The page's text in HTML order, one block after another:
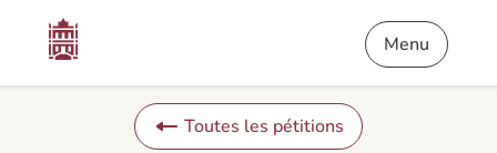
Moins d'impôts pour les salariés célibataires au
Menu
Toutes les pétitions